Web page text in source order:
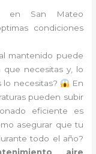
en San Mateo
condiciones
mantenido puede
necesitas y, lo
lo necesitas?
En
pueden subir
eficiente es
asegurar que tu
todo el año?